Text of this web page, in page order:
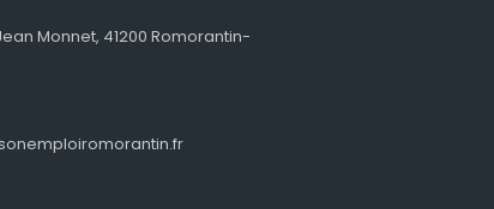
Monnet, 41200 Romorantin-